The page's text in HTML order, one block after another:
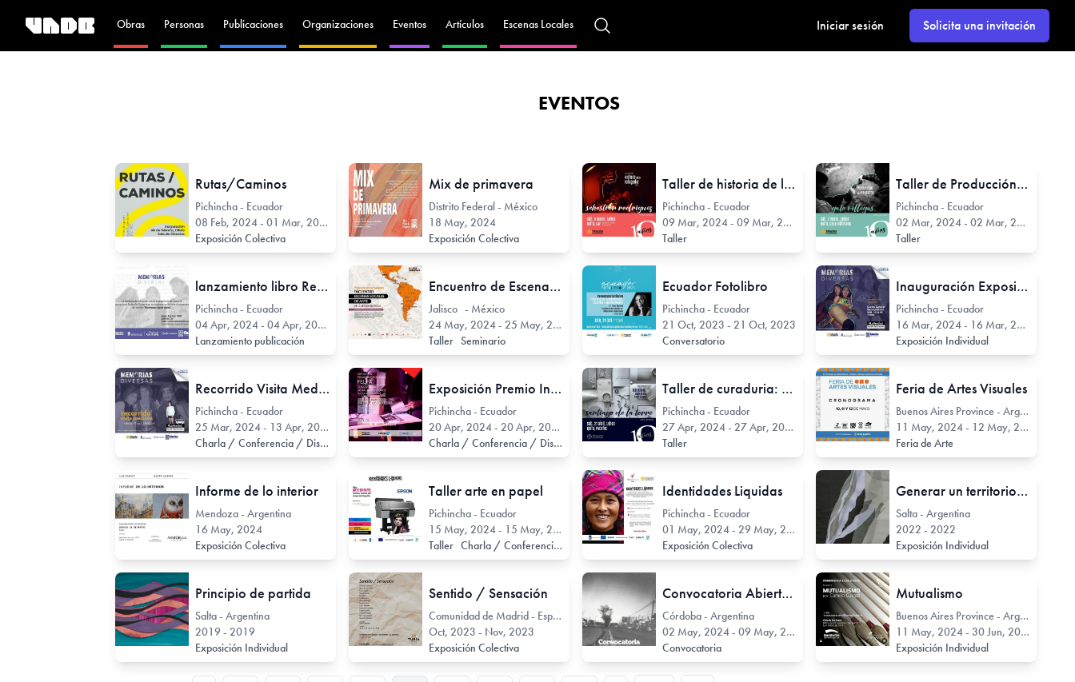
Obras Personas Publicaciones Organizaciones Eventos Artículos Escenas Locales Iniciar sesión Solicita una invitación
EVENTOS
Rutas/Caminos
Pichincha - Ecuador
08 Feb, 2024 - 01 Mar, 2024
Exposición Colectiva
Mix de primavera
Distrito Federal - México
18 May, 2024
Exposición Colectiva
Taller de historia de la fotografía con Sebastian Rodrigez
Pichincha - Ecuador
09 Mar, 2024 - 09 Mar, 2024
Taller
Taller de Producción de Proyectos Con El Gato Villegas
Pichincha - Ecuador
02 Mar, 2024 - 02 Mar, 2024
Taller
lanzamiento libro Relámpagos bajo el puente
Pichincha - Ecuador
04 Apr, 2024 - 04 Apr, 2024
Lanzamiento publicación
Encuentro de Escenas Locales de Arte en Latinoamérica - Guadalajara
Jalisco - México
24 May, 2024 - 25 May, 2024
Taller Seminario
Ecuador Fotolibro
Pichincha - Ecuador
21 Oct, 2023 - 21 Oct, 2023
Conversatorio
Inauguración Exposición Memorias Diversas
Pichincha - Ecuador
16 Mar, 2024 - 16 Mar, 2024
Exposición Individual
Recorrido Visita Mediada
Pichincha - Ecuador
25 Mar, 2024 - 13 Apr, 2024
Charla / Conferencia / Disertación
Exposición Premio Internacional FELIFA
Pichincha - Ecuador
20 Apr, 2024 - 20 Apr, 2024
Charla / Conferencia / Disertación
Taller de curaduria: desde la idea hasta la pared
Pichincha - Ecuador
27 Apr, 2024 - 27 Apr, 2024
Taller
Feria de Artes Visuales
Buenos Aires Province - Argentina
11 May, 2024 - 12 May, 2024
Feria de Arte
Informe de lo interior
Mendoza - Argentina
16 May, 2024
Exposición Colectiva
Taller arte en papel
Pichincha - Ecuador
15 May, 2024 - 15 May, 2024
Taller Charla / Conferencia / Disertación
Identidades Liquidas
Pichincha - Ecuador
01 May, 2024 - 29 May, 2024
Exposición Colectiva
Generar un territorio para poder habitarlo
Salta - Argentina
2022 - 2022
Exposición Individual
Principio de partida
Salta - Argentina
2019 - 2019
Exposición Individual
Sentido / Sensación
Comunidad de Madrid - España
Oct, 2023 - Nov, 2023
Exposición Colectiva
Convocatoria Abierta de Fotografía Estenopéica 2024
Córdoba - Argentina
02 May, 2024 - 09 May, 2024
Convocatoria
Mutualismo
Buenos Aires Province - Argentina
11 May, 2024 - 30 Jun, 2024
Exposición Individual